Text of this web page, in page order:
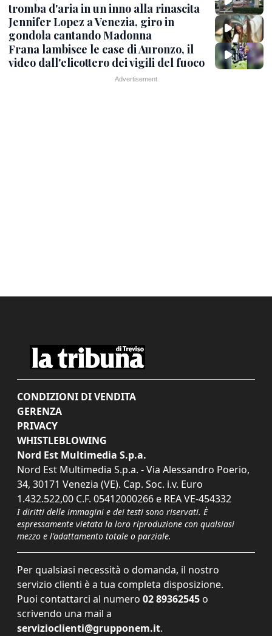
tromba d'aria in un inno alla rinascita
Jennifer Lopez a Venezia, giro in
gondola cantando Madonna
Frana lambisce le case di Auronzo, il
video dall'elicottero dei vigili del fuoco
CONDIZIONI DI VENDITA
GERENZA
PRIVACY
WHISTLEBLOWING
Nord Est Multimedia S.p.a.
Nord Est Multimedia S.p.a. - Via Alessandro Poerio,
34, 30171 Venezia (VE). Cap. Soc. i.v. Euro
1.432.522,00 C.F. 05412000266 e REA VE-454332
I diritti delle immagini e dei testi sono riservati. È
espressamente vietata la loro riproduzione con qualsiasi
mezzo e l'adattamento totale o parziale.
Per qualsiasi necessità o domanda, il nostro
servizio clienti è a tua completa disposizione.
Puoi contattarci al numero 02 89362545 o
scrivendo una mail a
servizioclienti@grupponem.it.